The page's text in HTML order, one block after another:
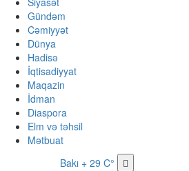
Gündəm
Cəmiyyət
Dünya
Hadisə
İqtisadiyyat
Maqazin
İdman
Diaspora
Elm və təhsil
Mətbuat
Bakı + 29 C°